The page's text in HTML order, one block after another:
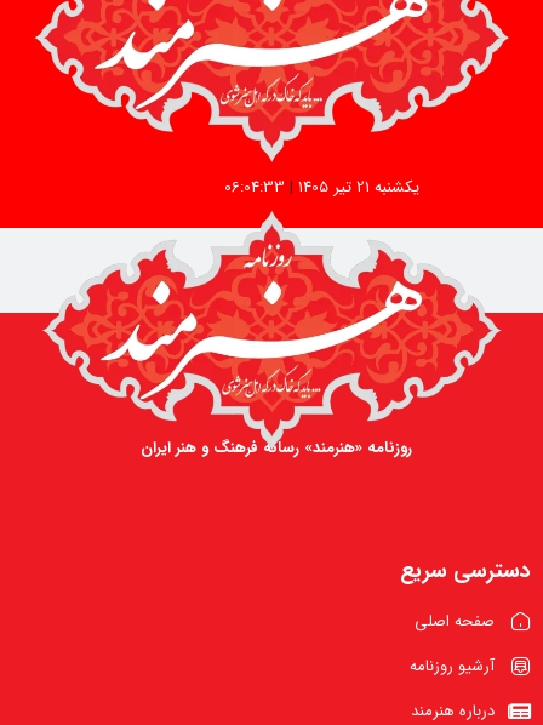
یکشنبه 21 تیر 1405 |
06:04:33
روزنامه «هنرمند» رسانه فرهنگ و هنر ایران
دسترسی سریع
صفحه اصلی
آرشیو روزنامه
درباره هنرمند